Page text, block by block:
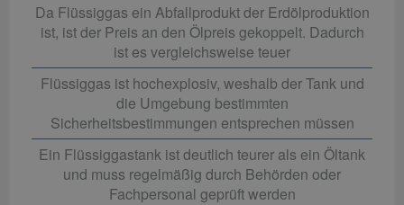
Da Flüssiggas ein Abfallprodukt der Erdölproduktion
ist, ist der Preis an den Ölpreis gekoppelt. Dadurch
ist es vergleichsweise teuer
Flüssiggas ist hochexplosiv, weshalb der Tank und
die Umgebung bestimmten
Sicherheitsbestimmungen entsprechen müssen
Ein Flüssiggastank ist deutlich teurer als ein Öltank
und muss regelmäßig durch Behörden oder
Fachpersonal geprüft werden